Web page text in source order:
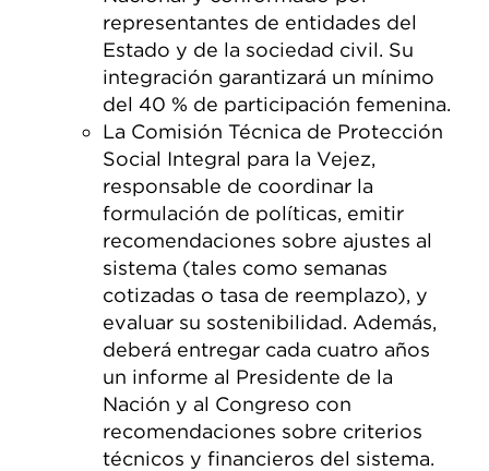
representantes de entidades del
Estado y de la sociedad civil. Su
integración garantizará un mínimo
del 40 % de participación femenina.
La Comisión Técnica de Protección
Social Integral para la Vejez,
responsable de coordinar la
formulación de políticas, emitir
recomendaciones sobre ajustes al
sistema (tales como semanas
cotizadas o tasa de reemplazo), y
evaluar su sostenibilidad. Además,
deberá entregar cada cuatro años
un informe al Presidente de la
Nación y al Congreso con
recomendaciones sobre criterios
técnicos y financieros del sistema.